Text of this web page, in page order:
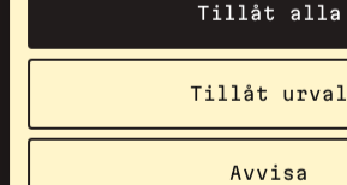
Tillåt alla
Tillåt urval
Avvisa
Ersatzteile
Gabeln